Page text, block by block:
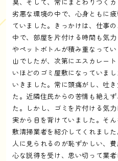
劣悪な環境の中で、心身ともに
ていました。きっかけは、仕事
中で、部屋を片付ける時間も気
やペットボトルが積み重なって
山でしたが、次第にエスカレー
いほどのゴミ屋敷になっていま
いきました。常に頭痛がし、吐
た。近隣住民からの苦情も絶え
た。しかし、ゴミを片付ける気
実から目を背けていました。そ
敷清掃業者を紹介してくれまし
人に見られるのが恥ずかしい、
心な説得を受け、思い切って業